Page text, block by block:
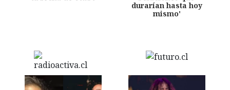
durarían hasta hoy
mismo'